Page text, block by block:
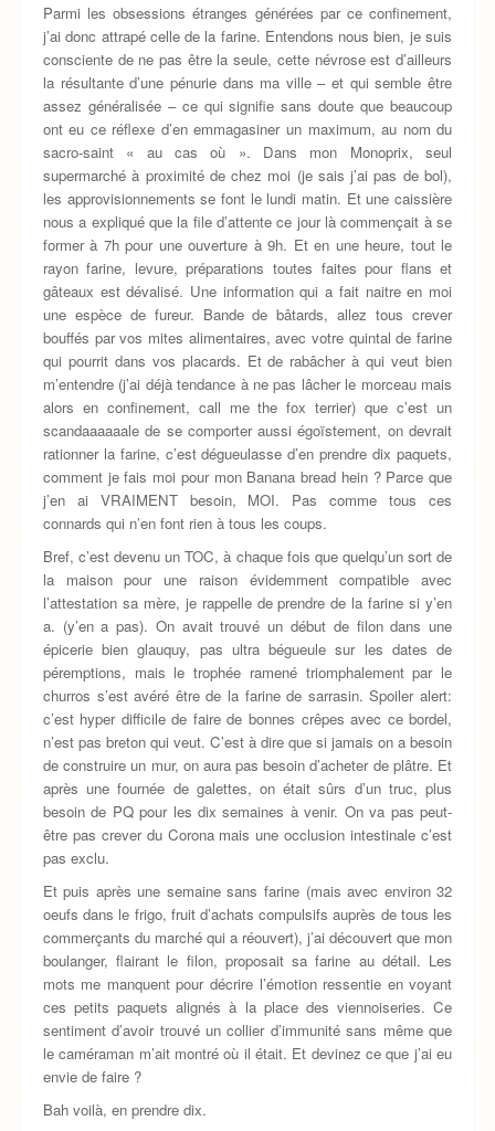
Parmi les obsessions étranges générées par ce confinement,
j’ai donc attrapé celle de la farine. Entendons nous bien, je suis
consciente de ne pas être la seule, cette névrose est d’ailleurs
la résultante d’une pénurie dans ma ville – et qui semble être
assez généralisée – ce qui signifie sans doute que beaucoup
ont eu ce réflexe d’en emmagasiner un maximum, au nom du
sacro-saint « au cas où ». Dans mon Monoprix, seul
supermarché à proximité de chez moi (je sais j’ai pas de bol),
les approvisionnements se font le lundi matin. Et une caissière
nous a expliqué que la file d’attente ce jour là commençait à se
former à 7h pour une ouverture à 9h. Et en une heure, tout le
rayon farine, levure, préparations toutes faites pour flans et
gâteaux est dévalisé. Une information qui a fait naitre en moi
une espèce de fureur. Bande de bâtards, allez tous crever
bouffés par vos mites alimentaires, avec votre quintal de farine
qui pourrit dans vos placards. Et de rabâcher à qui veut bien
m’entendre (j’ai déjà tendance à ne pas lâcher le morceau mais
alors en confinement, call me the fox terrier) que c’est un
scandaaaaaale de se comporter aussi égoïstement, on devrait
rationner la farine, c’est dégueulasse d’en prendre dix paquets,
comment je fais moi pour mon Banana bread hein ? Parce que
j’en ai VRAIMENT besoin, MOI. Pas comme tous ces
connards qui n’en font rien à tous les coups.
Bref, c’est devenu un TOC, à chaque fois que quelqu’un sort de
la maison pour une raison évidemment compatible avec
l’attestation sa mère, je rappelle de prendre de la farine si y’en
a. (y’en a pas). On avait trouvé un début de filon dans une
épicerie bien glauquy, pas ultra bégueule sur les dates de
péremptions, mais le trophée ramené triomphalement par le
churros s’est avéré être de la farine de sarrasin. Spoiler alert:
c’est hyper difficile de faire de bonnes crêpes avec ce bordel,
n’est pas breton qui veut. C’est à dire que si jamais on a besoin
de construire un mur, on aura pas besoin d’acheter de plâtre. Et
après une fournée de galettes, on était sûrs d’un truc, plus
besoin de PQ pour les dix semaines à venir. On va pas peut-
être pas crever du Corona mais une occlusion intestinale c’est
pas exclu.
Et puis après une semaine sans farine (mais avec environ 32
oeufs dans le frigo, fruit d’achats compulsifs auprès de tous les
commerçants du marché qui a réouvert), j’ai découvert que mon
boulanger, flairant le filon, proposait sa farine au détail. Les
mots me manquent pour décrire l’émotion ressentie en voyant
ces petits paquets alignés à la place des viennoiseries. Ce
sentiment d’avoir trouvé un collier d’immunité sans même que
le caméraman m’ait montré où il était. Et devinez ce que j’ai eu
envie de faire ?
Bah voilà, en prendre dix.